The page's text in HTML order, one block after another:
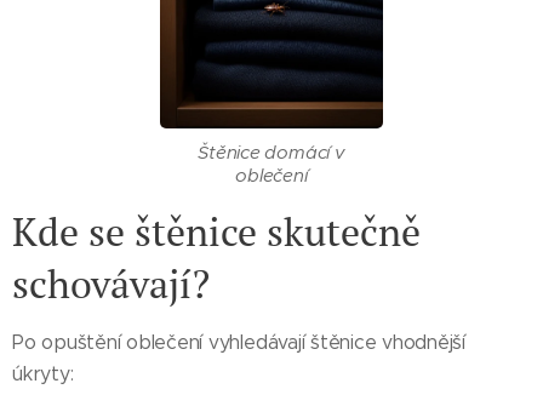
Štěnice domácí v
oblečení
Kde se štěnice skutečně
schovávají?
Po opuštění oblečení vyhledávají štěnice vhodnější
úkryty: